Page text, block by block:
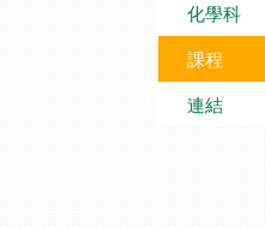
化學科
課程
連結